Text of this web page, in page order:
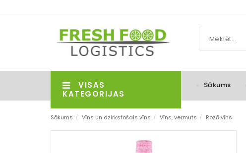
VISAS
KATEGORIJAS
Sākums
Sākums / Vīns un dzirkstošais vīns / Vīns, vermuts / Rozā vīns